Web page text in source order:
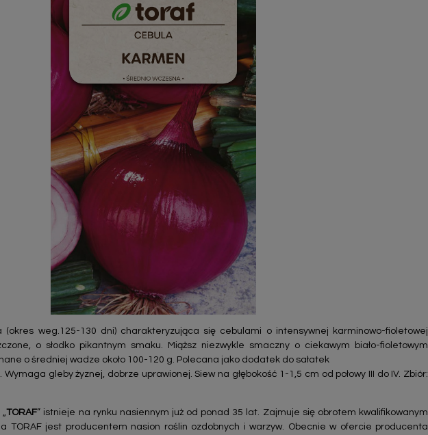
(okres weg.125-130 dni) charakteryzująca się cebulami o intensywnej karminowo-fioletowej
o słodko pikantnym smaku. Miąższ niezwykle smaczny o ciekawym biało-fioletowym
o średniej wadze około 100-120 g. Polecana jako dodatek do sałatek
gleby żyznej, dobrze uprawionej. Siew na głębokość 1-1,5 cm od połowy III do IV. Zbiór:
TORAF” istnieje na rynku nasiennym już od ponad 35 lat. Zajmuje się obrotem kwalifikowanym
TORAF jest producentem nasion roślin ozdobnych i warzyw. Obecnie w ofercie producenta